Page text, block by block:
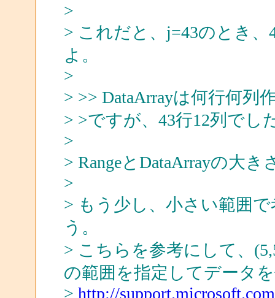
>
> これだと、j=43のとき
よ。
>
> >> DataArrayは何行何列
> >ですが、43行12列でし
>
> RangeとDataArrayの大
>
> もう少し、小さい範囲
う。
> こちらを参考にして、
の範囲を指定してデータ
> http://